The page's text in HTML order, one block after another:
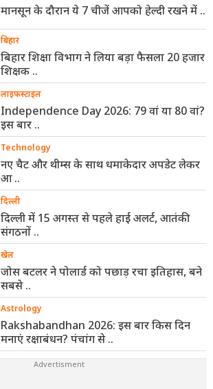
मानसून के दौरान ये 7 चीजें आपको हेल्दी रखने में ..
बिहार
बिहार शिक्षा विभाग ने लिया बड़ा फैसला 20 हजार
शिक्षक ..
लाइफस्टाइल
Independence Day 2026: 79 वां या 80 वां?
इस बार ..
Technology
नए चैट और थीम्स के साथ धमाकेदार अपडेट लेकर
आ ..
दिल्ली
दिल्ली में 15 अगस्त से पहले हाई अलर्ट, आतंकी
संगठनों ..
खेल
जोस बटलर ने पोलार्ड को पछाड़ रचा इतिहास, बने
सबसे ..
Astrology
Rakshabandhan 2026: इस बार किस दिन
मनाएं रक्षाबंधन? पंचांग से ..